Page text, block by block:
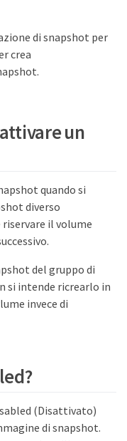
di snapshot per
crea
un
quando si
diverso
il volume
del gruppo di
si intende ricrearlo in
invece di
(Disattivato)
di snapshot.